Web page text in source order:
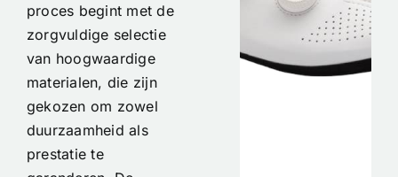
proces begint met de
zorgvuldige selectie
van hoogwaardige
materialen, die zijn
gekozen om zowel
duurzaamheid als
prestatie te